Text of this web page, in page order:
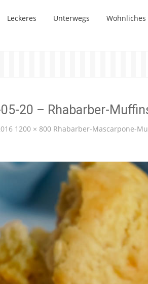
Leckeres Unterwegs Wohnliches
20 – Rhabarber-
1200 × 800 Rhabarber-Mascarpone-